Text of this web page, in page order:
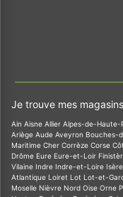
Je trouve mes
Ain Aisne Allier Alpes-de-Haute-
Ariège Aude Aveyron Bouches-
Maritime Cher Corrèze Corse
Drôme Eure Eure-et-Loir
Vilaine Indre Indre-et-Loire Isère
Atlantique Loiret Lot Lot-et-
Moselle Nièvre Nord Oise Orne